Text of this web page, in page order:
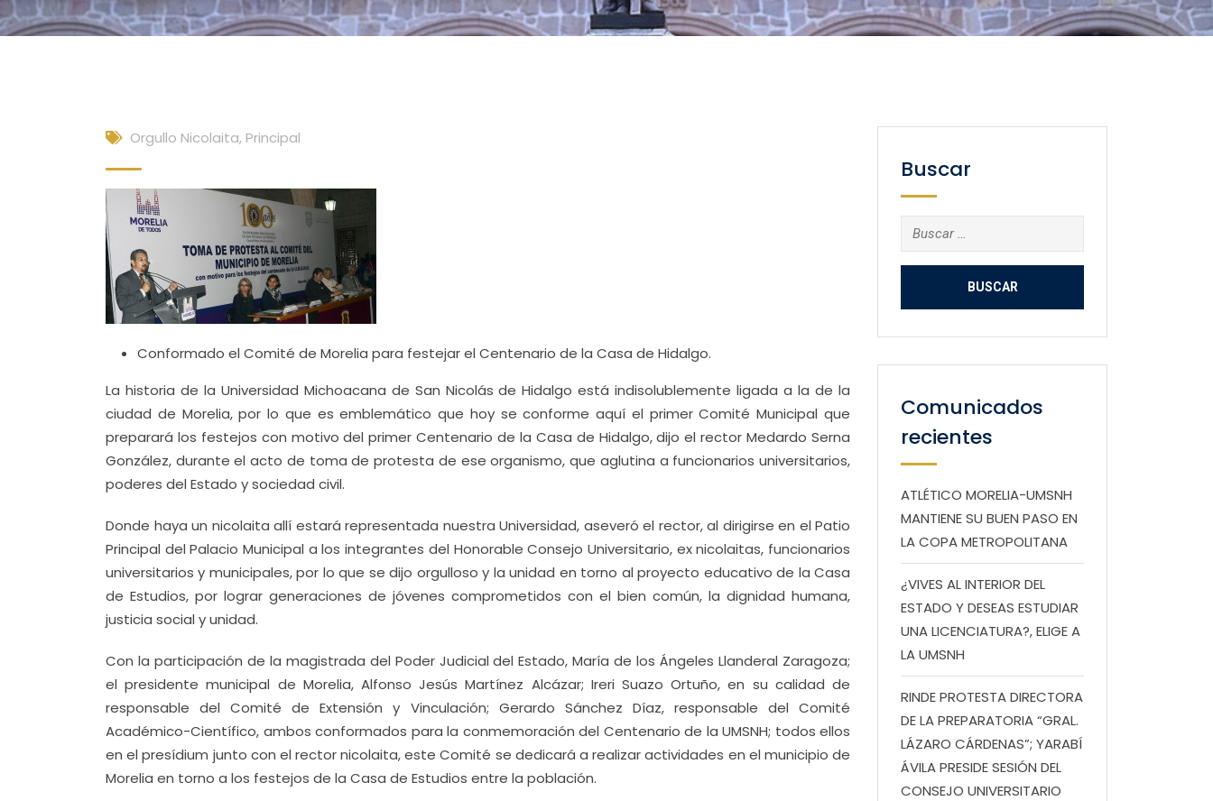
Orgullo Nicolaita, Principal
Conformado el Comité de Morelia para festejar el Centenario de la Casa de Hidalgo.
La historia de la Universidad Michoacana de San Nicolás de Hidalgo está indisolublemente ligada a la de la
ciudad de Morelia, por lo que es emblemático que hoy se conforme aquí el primer Comité Municipal que
preparará los festejos con motivo del primer Centenario de la Casa de Hidalgo, dijo el rector Medardo Serna
González, durante el acto de toma de protesta de ese organismo, que aglutina a funcionarios universitarios,
poderes del Estado y sociedad civil.
Donde haya un nicolaita allí estará representada nuestra Universidad, aseveró el rector, al dirigirse en el Patio
Principal del Palacio Municipal a los integrantes del Honorable Consejo Universitario, ex nicolaitas, funcionarios
universitarios y municipales, por lo que se dijo orgulloso y la unidad en torno al proyecto educativo de la Casa
de Estudios, por lograr generaciones de jóvenes comprometidos con el bien común, la dignidad humana,
justicia social y unidad.
Con la participación de la magistrada del Poder Judicial del Estado, María de los Ángeles Llanderal Zaragoza;
el presidente municipal de Morelia, Alfonso Jesús Martínez Alcázar; Ireri Suazo Ortuño, en su calidad de
responsable del Comité de Extensión y Vinculación; Gerardo Sánchez Díaz, responsable del Comité
Académico-Científico, ambos conformados para la conmemoración del Centenario de la UMSNH; todos ellos
en el presídium junto con el rector nicolaita, este Comité se dedicará a realizar actividades en el municipio de
Morelia en torno a los festejos de la Casa de Estudios entre la población.
Buscar
Buscar:
Comunicados
recientes
ATLÉTICO MORELIA-UMSNH
MANTIENE SU BUEN PASO EN
LA COPA METROPOLITANA
¿VIVES AL INTERIOR DEL
ESTADO Y DESEAS ESTUDIAR
UNA LICENCIATURA?, ELIGE A
LA UMSNH
RINDE PROTESTA DIRECTORA
DE LA PREPARATORIA “GRAL.
LÁZARO CÁRDENAS”; YARABÍ
ÁVILA PRESIDE SESIÓN DEL
CONSEJO UNIVERSITARIO